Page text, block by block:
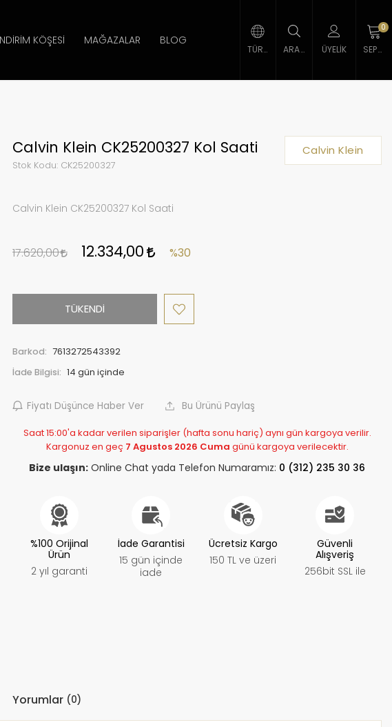
İNDIRIM KÖŞESI MAĞAZALAR BLOG
ÜYELIK
0
Calvin Klein
Calvin Klein CK25200327 Kol Saati
Stok Kodu: CK25200327
Calvin Klein CK25200327 Kol Saati
17.620,00 12.334,00 %30
TÜKENDİ
Barkod: 7613272543392
İade Bilgisi:
Fiyatı Düşünce Haber Ver Bu Ürünü Paylaş
Saat 15:00'a kadar verilen siparişler (hafta sonu hariç) aynı gün kargoya verilir.
Kargonuz en geç 7 Agustos 2026 Cuma günü kargoya verilecektir.
Bize ulaşın: Online Chat yada Telefon Numaramız: 0 (312) 235 30 36
%100 Orijinal
Ürün
2 yıl garanti
İade Garantisi
15 gün içinde
iade
Ücretsiz Kargo
150 TL ve üzeri
Güvenli
Alışveriş
256bit SSL ile
Yorumlar (0)